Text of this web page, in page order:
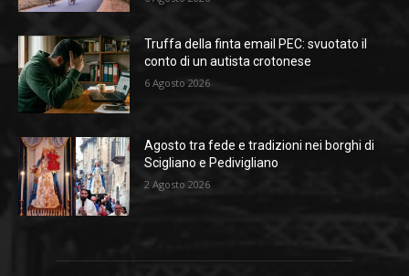
Truffa della finta email PEC: svuotato il
conto di un autista crotonese
6 Agosto 2026
Agosto tra fede e tradizioni nei borghi di
Scigliano e Pedivigliano
2 Agosto 2026